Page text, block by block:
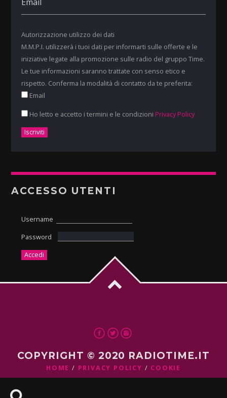
Autorizzazione utilizzo dei dati
M.M.P.I. utilizzerà i tuoi dati per informarti sulle offerte e le
iniziative legate alla promozione sulle radio del gruppo Time.
Le tue informazioni saranno trattate con senso etico e
rispetto. Conferma la modalità di contatto da te preferita:
Email
Ho letto e accetto i termini e le condizioni Privacy Policy
ACCESSO UTENTI
Username
Password
COPYRIGHT © 2020 RADIOTIME.IT
HOME PRIVACY POLICY COOKIE